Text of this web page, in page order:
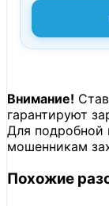
Внимание!
гарантируют
Для подробной
мошенникам
Похожие